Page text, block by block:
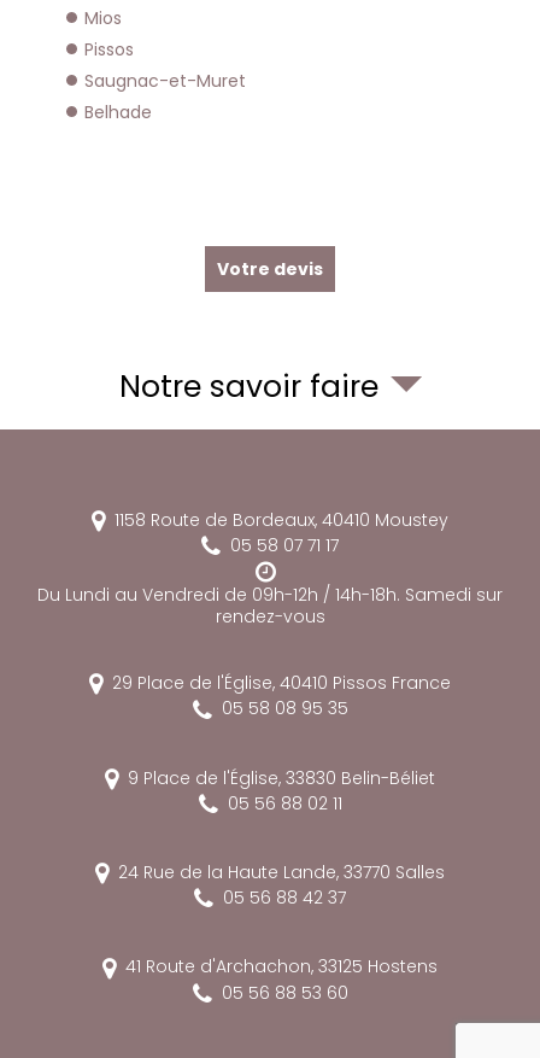
Mios
Pissos
Saugnac-et-Muret
Belhade
Votre devis
Notre savoir faire
1158 Route de Bordeaux, 40410 Moustey
05 58 07 71 17
Du Lundi au Vendredi de 09h-12h / 14h-18h. Samedi sur
rendez-vous
29 Place de l'Église, 40410 Pissos France
05 58 08 95 35
9 Place de l'Église, 33830 Belin-Béliet
05 56 88 02 11
24 Rue de la Haute Lande, 33770 Salles
05 56 88 42 37
41 Route d'Archachon, 33125 Hostens
05 56 88 53 60